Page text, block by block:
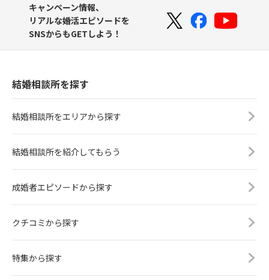
キャンペーン情報、
リアルな婚活エピソードを
SNSからもGETしよう！
結婚相談所を探す
結婚相談所をエリアから探す
結婚相談所を紹介してもらう
成婚者エピソードから探す
クチコミから探す
特集から探す